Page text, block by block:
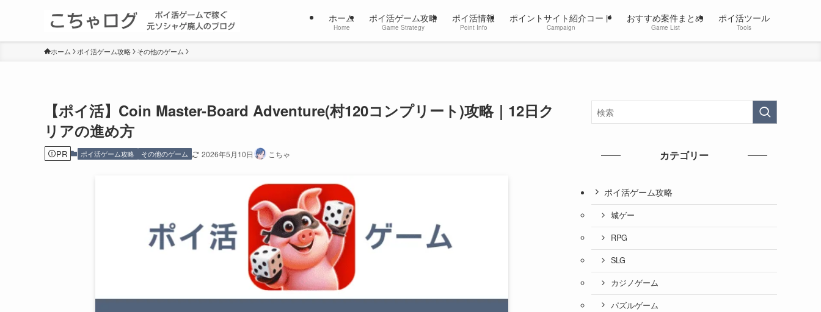
ホーム
Home
ポイ活ゲーム攻略
Game Strategy
ポイ活情報
Point Info
ポイントサイト紹介コード
Campaign
おすすめ案件まとめ
Game List
ポイ活ツール
Tools
ホーム ポイ活ゲーム攻略 その他のゲーム
【ポイ活】Coin Master-Board Adventure(村120コンプリート)攻略｜12日ク
リアの進め方
PR ポイ活ゲーム攻略 その他のゲーム 2026年5月10日 こちゃ カテゴリー
ポイ活ゲーム攻略
城ゲー
RPG
SLG
カジノゲーム
パズルゲーム